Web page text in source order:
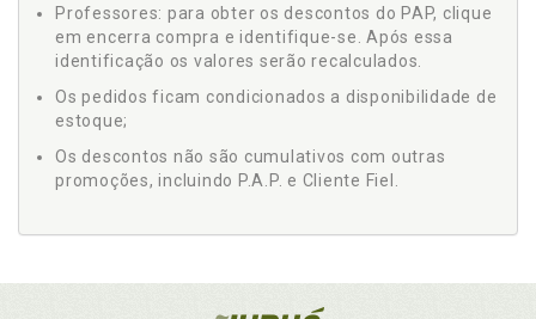
Professores: para obter os descontos do PAP, clique
em encerra compra e identifique-se. Após essa
identificação os valores serão recalculados.
Os pedidos ficam condicionados a disponibilidade de
estoque;
Os descontos não são cumulativos com outras
promoções, incluindo P.A.P. e Cliente Fiel.